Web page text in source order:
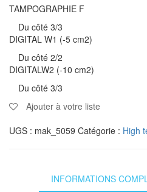
TAMPOGRAPHIE F
Du côté 3/3
DIGITAL W1 (-5 cm2)
Du côté 2/2
DIGITALW2 (-10 cm2)
Du côté 3/3
Ajouter à votre liste
UGS : mak_5059 Catégorie : High
INFORMATIONS